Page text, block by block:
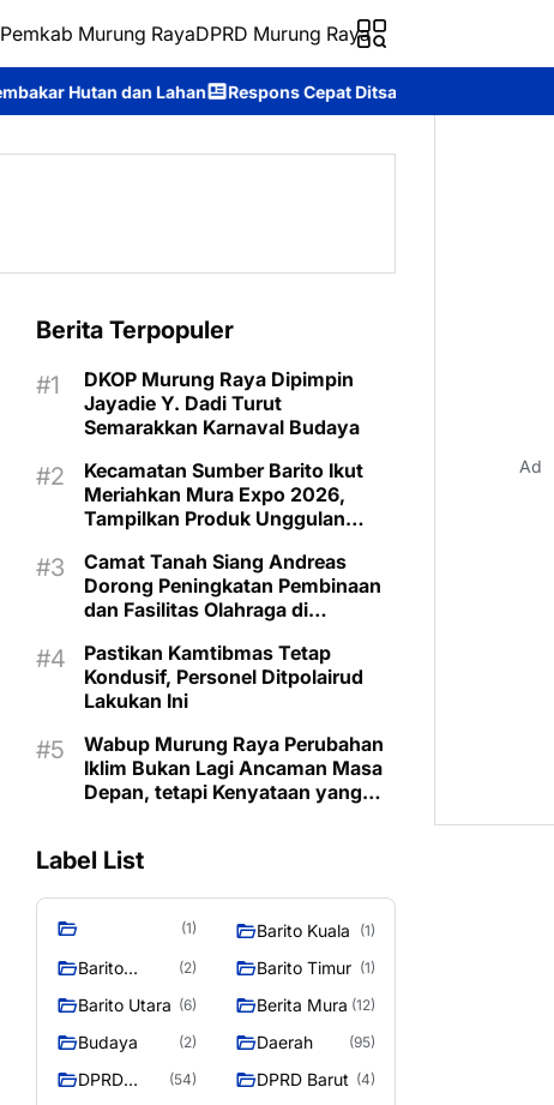
Pemkab Murung RayaDPRD Murung Raya
Respons Cepat Ditsamapta Polda Kalteng Tangani Karhutla di
Berita Terpopuler
DKOP Murung Raya Dipimpin
Jayadie Y. Dadi Turut
Semarakkan Karnaval Budaya
Kecamatan Sumber Barito Ikut
Meriahkan Mura Expo 2026,
Tampilkan Produk Unggulan
Camat Tanah Siang Andreas
Dorong Peningkatan Pembinaan
dan Fasilitas Olahraga di
Pastikan Kamtibmas Tetap
Kondusif, Personel Ditpolairud
Lakukan Ini
Wabup Murung Raya Perubahan
Iklim Bukan Lagi Ancaman Masa
Depan, tetapi Kenyataan yang
Label List
(1) Barito Kuala (1)
Barito
(2) Barito Timur (1)
Barito Utara (6) Berita Mura (12)
Budaya (2) Daerah (95)
DPRD
(54) DPRD Barut (4)
Ad